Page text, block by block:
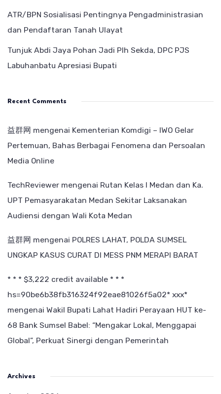
ATR/BPN Sosialisasi Pentingnya Pengadministrasian
dan Pendaftaran Tanah Ulayat
Tunjuk Abdi Jaya Pohan Jadi Plh Sekda, DPC PJS
Labuhanbatu Apresiasi Bupati
Recent Comments
益群网 mengenai Kementerian Komdigi – IWO Gelar
Pertemuan, Bahas Berbagai Fenomena dan Persoalan
Media Online
TechReviewer mengenai Rutan Kelas I Medan dan Ka.
UPT Pemasyarakatan Medan Sekitar Laksanakan
Audiensi dengan Wali Kota Medan
益群网 mengenai POLRES LAHAT, POLDA SUMSEL
UNGKAP KASUS CURAT DI MESS PNM MERAPI BARAT
* * * $3,222 credit available * * *
hs=90be6b38fb316324f92eae81026f5a02* ххх*
mengenai Wakil Bupati Lahat Hadiri Perayaan HUT ke-
68 Bank Sumsel Babel: “Mengakar Lokal, Menggapai
Global”, Perkuat Sinergi dengan Pemerintah
Archives